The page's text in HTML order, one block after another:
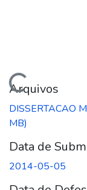
Arquivos
DISSERTACAO
MB)
Data de
2014-05-05